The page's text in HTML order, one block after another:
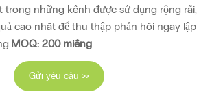
trong những kênh được sử dụng rộng rãi,
cao nhất để thu thập phản hồi ngay lập
MOQ: 200 miếng
Gửi yêu cầu >>